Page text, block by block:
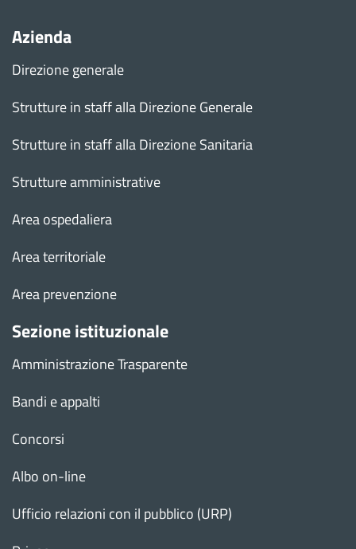
Azienda
Direzione generale
Strutture in staff alla Direzione Generale
Strutture in staff alla Direzione Sanitaria
Strutture amministrative
Area ospedaliera
Area territoriale
Area prevenzione
Sezione istituzionale
Amministrazione Trasparente
Bandi e appalti
Concorsi
Albo on-line
Ufficio relazioni con il pubblico (URP)